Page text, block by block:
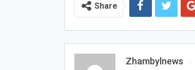
Share
Zhambylnews